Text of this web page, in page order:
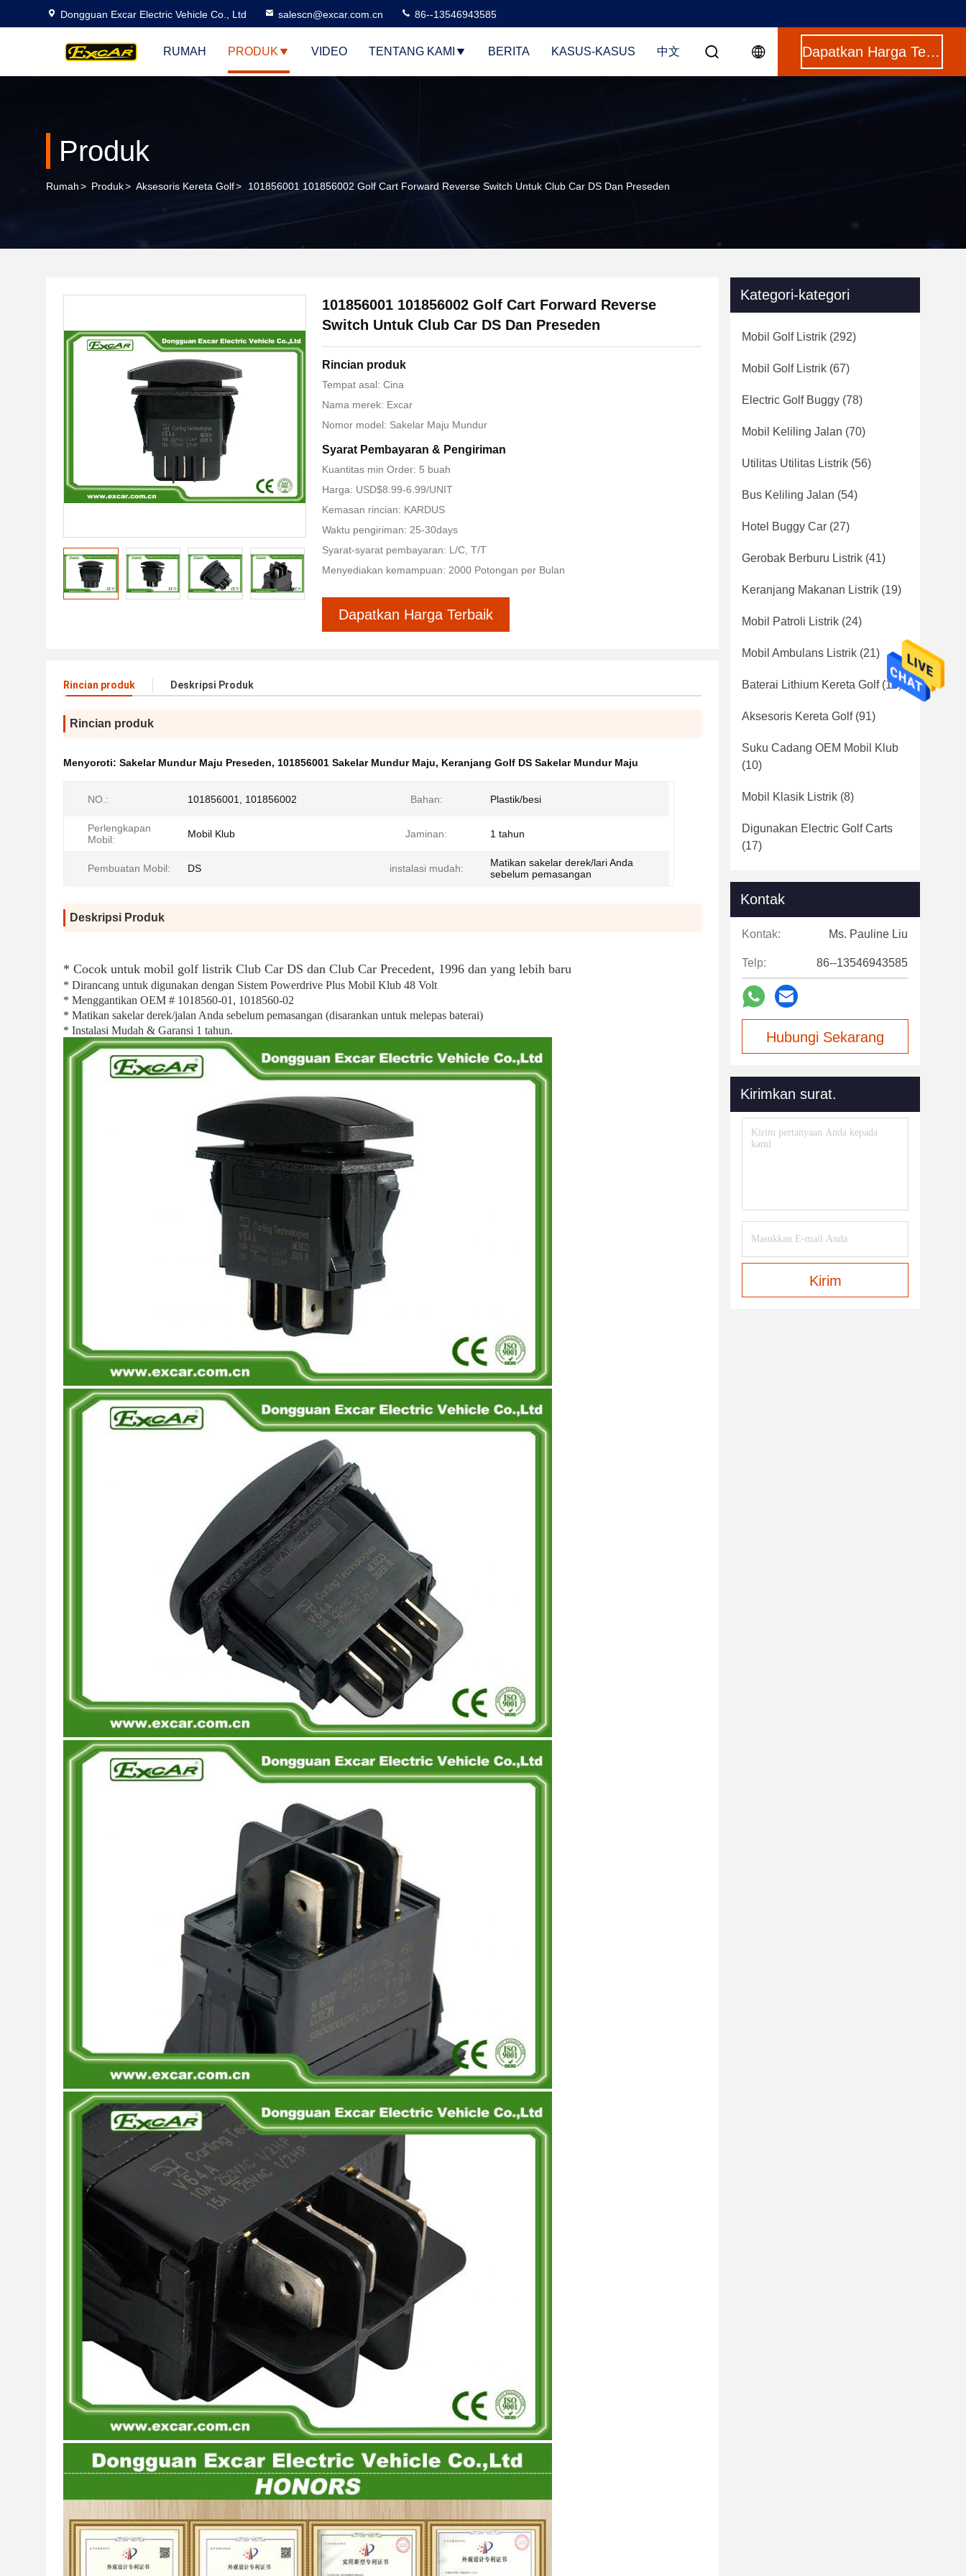
Dongguan Excar Electric Vehicle Co., Ltd salescn@excar.com.cn 86--13546943585
RUMAH PRODUK VIDEO TENTANG KAMI BERITA KASUS-KASUS 中文 Dapatkan Harga Terbaik
Produk
Rumah> Produk> Aksesoris Kereta Golf> 101856001 101856002 Golf Cart Forward Reverse Switch Untuk Club Car DS Dan Preseden
101856001 101856002 Golf Cart Forward Reverse
Switch Untuk Club Car DS Dan Preseden
Rincian produk
Tempat asal: Cina
Nama merek: Excar
Nomor model: Sakelar Maju Mundur
Syarat Pembayaran & Pengiriman
Kuantitas min Order: 5 buah
Harga: USD$8.99-6.99/UNIT
Kemasan rincian: KARDUS
Waktu pengiriman: 25-30days
Syarat-syarat pembayaran: L/C, T/T
Menyediakan kemampuan: 2000 Potongan per Bulan
Dapatkan Harga Terbaik
Rincian produk Deskripsi Produk
Rincian produk
Menyoroti: Sakelar Mundur Maju Preseden, 101856001 Sakelar Mundur Maju, Keranjang Golf DS Sakelar Mundur Maju
NO.: 101856001, 101856002 Bahan: Plastik/besi
Perlengkapan
Mobil:
Mobil Klub Jaminan: 1 tahun
Pembuatan Mobil: DS instalasi mudah:
Matikan sakelar derek/lari Anda
sebelum pemasangan
Deskripsi Produk
* Cocok untuk mobil golf listrik Club Car DS dan Club Car Precedent, 1996 dan yang lebih baru
* Dirancang untuk digunakan dengan Sistem Powerdrive Plus Mobil Klub 48 Volt
* Menggantikan OEM # 1018560-01, 1018560-02
* Matikan sakelar derek/jalan Anda sebelum pemasangan (disarankan untuk melepas baterai)
* Instalasi Mudah & Garansi 1 tahun.
Kategori-kategori
Mobil Golf Listrik (292)
Mobil Golf Listrik (67)
Electric Golf Buggy (78)
Mobil Keliling Jalan (70)
Utilitas Utilitas Listrik (56)
Bus Keliling Jalan (54)
Hotel Buggy Car (27)
Gerobak Berburu Listrik (41)
Keranjang Makanan Listrik (19)
Mobil Patroli Listrik (24)
Mobil Ambulans Listrik (21)
Baterai Lithium Kereta Golf(16)
Aksesoris Kereta Golf(91)
Suku Cadang OEM Mobil Klub
(10)
Mobil Klasik Listrik (8)
Digunakan Electric Golf Carts
(17)
Kontak
Kontak: Ms. Pauline Liu
Telp: 86--13546943585
Hubungi Sekarang
Kirimkan surat.
Kirim